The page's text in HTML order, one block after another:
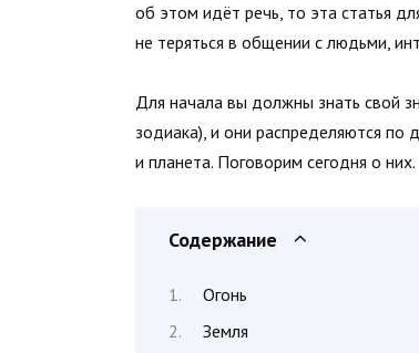
об этом идёт речь, то эта статья
не теряться в общении с людьми,
Для начала вы должны знать свой
зодиака), и они распределяются по
и планета. Поговорим сегодня о них.
Содержание
Огонь
Земля